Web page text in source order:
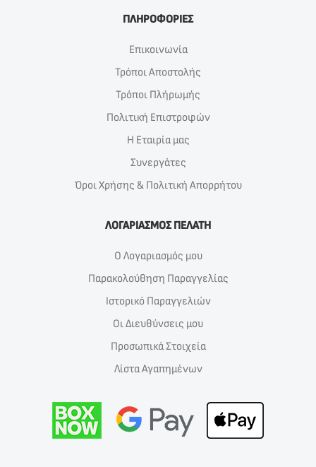
ΠΛΗΡΟΦΟΡΙΕΣ
Επικοινωνία
Τρόποι Αποστολής
Τρόποι Πλήρωμής
Πολιτική Επιστροφών
Η Εταιρία μας
Συνεργάτες
Όροι Χρήσης & Πολιτική Απορρήτου
ΛΟΓΑΡΙΑΣΜΟΣ ΠΕΛΑΤΗ
Ο Λογαριασμός μου
Παρακολούθηση Παραγγελίας
Ιστορικό Παραγγελιών
Οι Διευθύνσεις μου
Προσωπικά Στοιχεία
Λίστα Αγαπημένων